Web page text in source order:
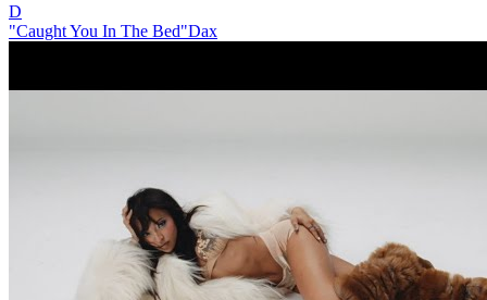
D
"Caught You In The Bed"Dax